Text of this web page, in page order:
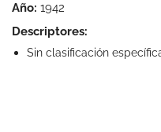
Año: 1942
Descriptores:
Sin clasificación